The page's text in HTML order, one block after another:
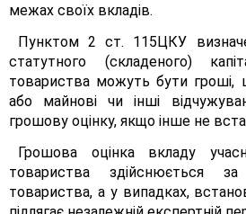
межах своїх вкладів.
Пунктом 2 ст. 115ЦКУ
статутного (складеного)
товариства можуть бути гроші,
або майнові чи інші
грошову оцінку, якщо інше не
Грошова оцінка вкладу
товариства здійснюється
товариства, а у випадках,